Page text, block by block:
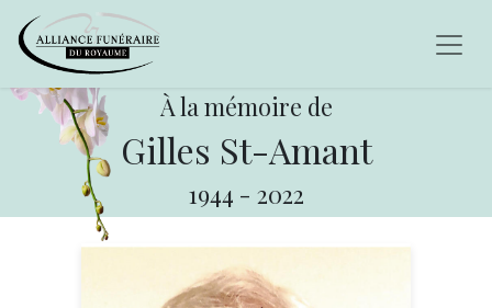
À la mémoire de
Gilles St-Amant
1944 - 2022